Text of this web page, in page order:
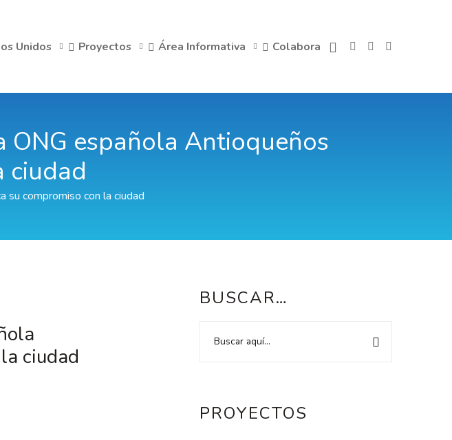
Unidos Proyectos Área Informativa Colabora
española Antioqueños
ciudad
su compromiso con la ciudad
BUSCAR…
PROYECTOS
ciudad